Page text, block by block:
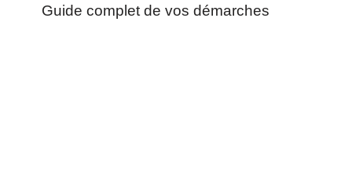
Guide complet de vos démarches